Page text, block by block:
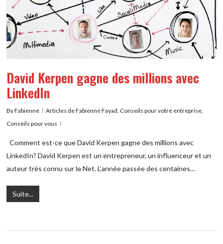
David Kerpen gagne des millions avec
LinkedIn
ByFabienne Articles de Fabienne Fayad Conseils pour votre entreprise
Conseils pour vous
Comment est-ce que David Kerpen gagne des millions avec
LinkedIn? David Kerpen est un entrepreneur, un influenceur et un
auteur très connu sur le Net. L’année passée des centaines…
Suite...